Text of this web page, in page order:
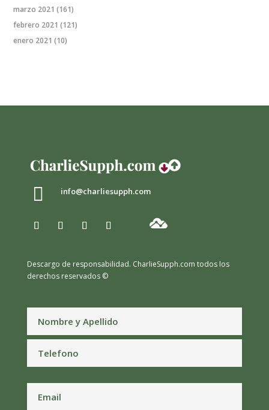
marzo 2021 (161)
febrero 2021 (121)
enero 2021 (10)
 info@charliesupph.com
Descargo de responsabilidad. CharlieSupph.com todos los
derechos reservados ©